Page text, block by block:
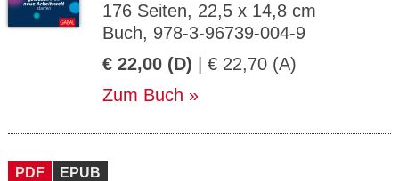
176 Seiten, 22,5 x 14,8 cm
Buch, 978-3-96739-004-9
€ 22,00 (D) | € 22,70 (A)
Zum Buch
PDF EPUB